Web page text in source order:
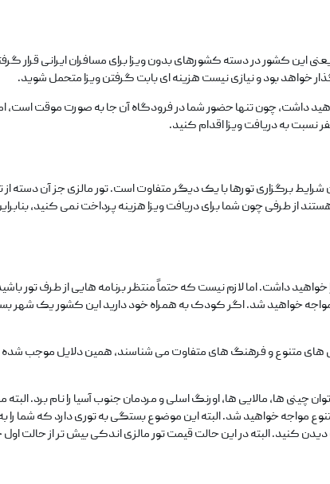
گرفتن ویزا ندارید و تنها باید پاسپورت با اعتبار حداقل ۷ ماهه داشته باشید، یعنی این کشور در دسته کشورهای بدون ویزا
خواهد بود و نیازی نیست هزینه‌ ای بابت گرفتن ویزا متحمل شوید.
داشت، چون تنها حضور شما در فرودگاه آن جا به صورت موقت است،
نسبت به دریافت ویزا اقدام کنید.
برگزاری تورها با یک دیگر متفاوت است. تور مالزی جز آن دسته از
از طرفی چون شما برای دریافت ویزا هزینه پرداخت نمی‌ کنید،
داشت. اما لازم نیست که حتماً منتظر برنامه‌ هایی از طرف تور
خواهید شد. اگر کودک به همراه خود دارید این کشور یک شهر
های متنوع و فرهنگ‌ های متفاوت می‌ شناسند، همین دلایل موجب
ها، مالایی‌ ها، اورنگ اسلی و مردمان جنوب آسیا را نام برد.
خواهید شد. البته این موضوع بستگی به توری دارد که شما را به
کنید. البته در این حالت قیمت تور مالزی اندکی بیش تر از حالت